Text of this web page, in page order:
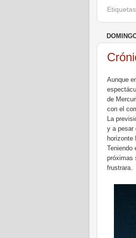
Aunque
de
con el
La
y a pesar
horizonte
Teniendo
próximas
frustrara.